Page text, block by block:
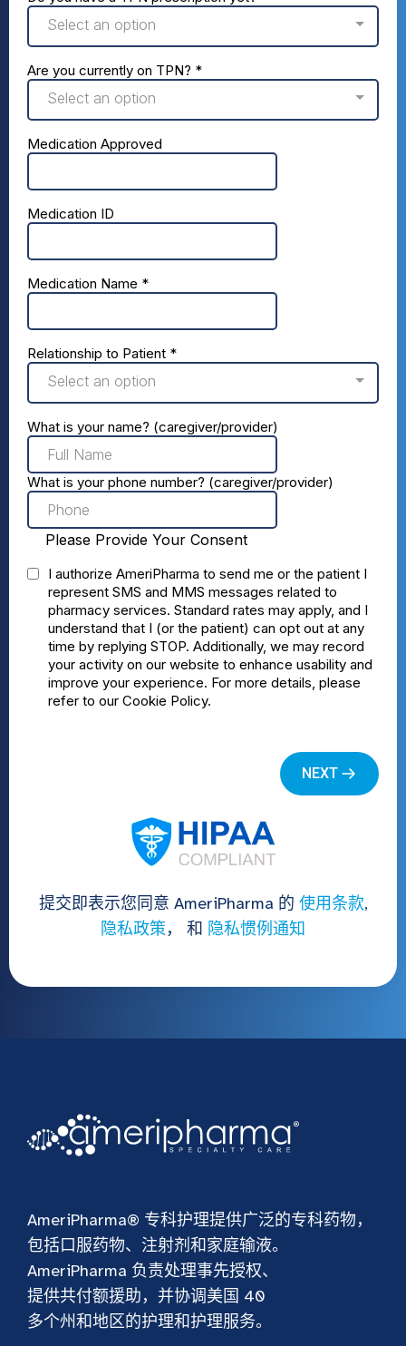
提交即表示您同意 AmeriPharma 的 使用条款,
隐私政策， 和 隐私惯例通知
AmeriPharma® 专科护理提供广泛的专科药物，
包括口服药物、注射剂和家庭输液。
AmeriPharma 负责处理事先授权、
提供共付额援助，并协调美国 40
多个州和地区的护理和护理服务。